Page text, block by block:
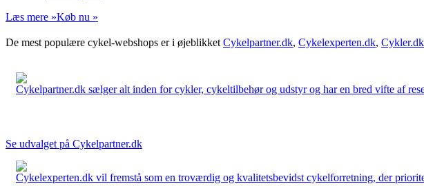
Læs mere »Køb nu »
De mest populære cykel-webshops er i øjeblikket Cykelpartner.dk, Cykelexperten.dk, Cykler.dk
Cykelpartner.dk sælger alt inden for cykler, cykeltilbehør og udstyr og har en bred vifte af
Se udvalget på Cykelpartner.dk
Cykelexperten.dk vil fremstå som en troværdig og kvalitetsbevidst cykelforretning, der